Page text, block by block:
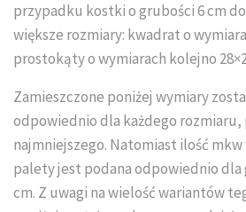
przypadku kostki o grubości 6 cm
większe rozmiary: kwadrat o
prostokąty o wymiarach kolejno
Zamieszczone poniżej wymiary
odpowiednio dla każdego rozmiaru,
najmniejszego. Natomiast ilość
palety jest podana odpowiednio dla
cm. Z uwagi na wielość wariantów